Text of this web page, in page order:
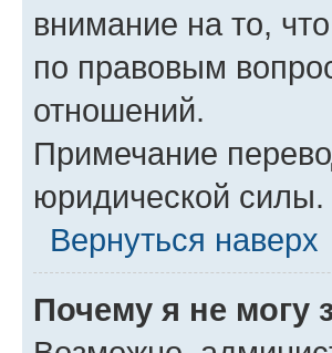
внимание на то,
по правовым
отношений.
Примечание
юридической силы.
Вернуться наверх
Почему я не могу